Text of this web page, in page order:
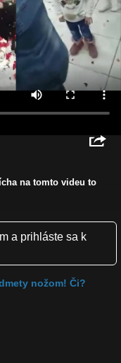
na tomto videu to
a prihláste sa k
nožom! Či?